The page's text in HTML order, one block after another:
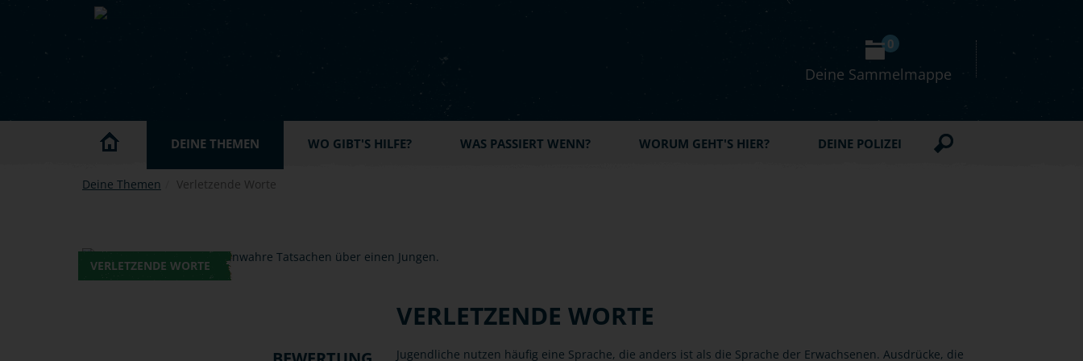
Skip to main content
Deine Sammelmappe
0
DEINE THEMEN WO GIBT'S HILFE? WAS PASSIERT WENN? WORUM GEHT'S HIER? DEINE POLIZEI
Deine Themen Verletzende Worte
VERLETZENDE WORTE
VERLETZENDE WORTE
Jugendliche nutzen häufig eine Sprache, die anders ist als die Sprache der Erwachsenen. Ausdrücke, die